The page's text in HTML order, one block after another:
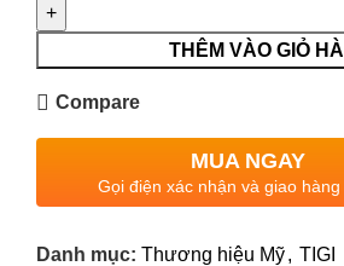
THÊM VÀO GIỎ
Compare
MUA NGAY
Gọi điện xác nhận và giao
Danh mục: Thương hiệu Mỹ, TIGI